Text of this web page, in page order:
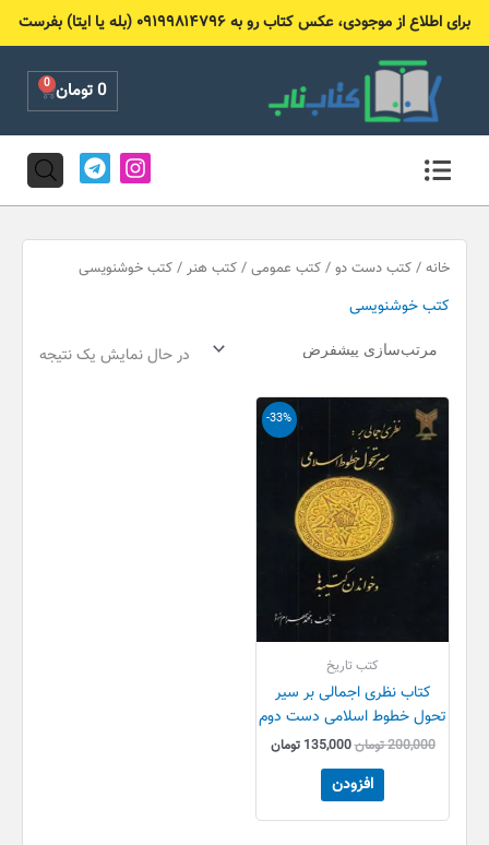
برای اطلاع از موجودی، عکس کتاب رو به ۰۹۱۹۹۸۱۴۷۹۶ (بله یا ایتا) بفرست
0تومان 0
Cart
I
n
s
a
g
T
e
l
g
r خانه / کتب دست دو / کتب عمومی / کتب هنر / کتب خوشنویسی
کتب خوشنویسی
در حال نمایش یک نتیجه
-33%
کتب تاریخ
کتاب نظری اجمالی بر سیر
تحول خطوط اسلامی دست دوم
200,000تومان
قیمت
200,000 تومان
بود.
135,000 تومان
قیمت
فعلی
افزودن